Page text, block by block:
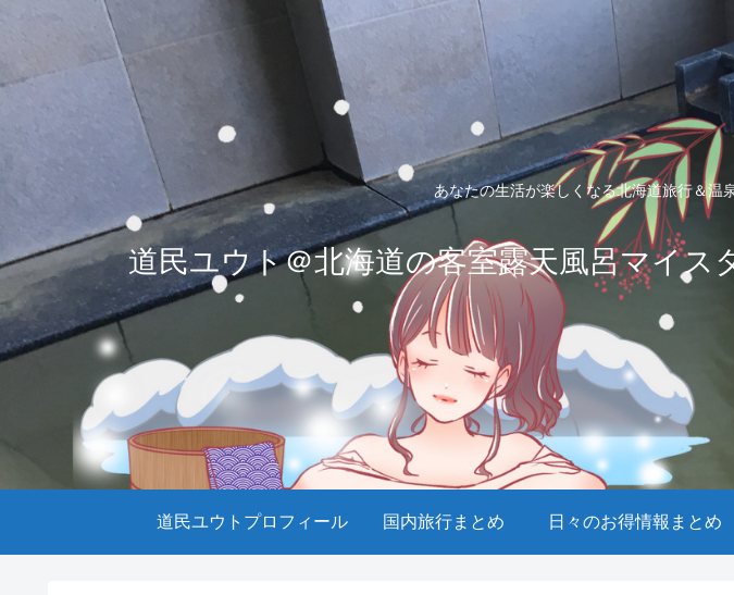
あなたの生活が楽しくなる北海道旅行＆温
道民ユウト＠北海道の客室露天風呂マイ
道民ユウトプロフィール 国内旅行まとめ 日々のお得情報まとめ